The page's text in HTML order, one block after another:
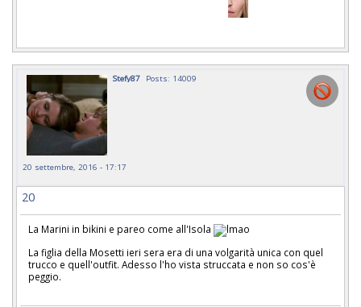
Stefy87 Posts: 14009
20 settembre, 2016 - 17:17
20
La Marini in bikini e pareo come all'Isola
La figlia della Mosetti ieri sera era di una volgarità unica con quel
trucco e quell'outfit. Adesso l'ho vista struccata e non so cos'è
peggio.